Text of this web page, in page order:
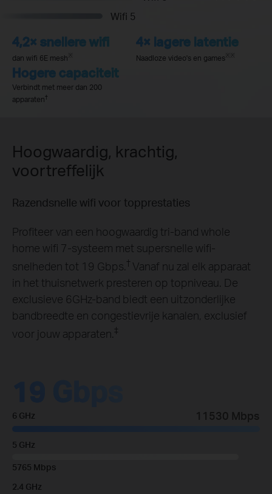
Wifi 5
4,2× snellere wifi
dan wifi 6E mesh ※
4× lagere latentie
Naadloze video's en games ※ ※
Hogere capaciteit
Verbindt met meer dan 200
apparaten†
Hoogwaardig, krachtig,
voortreffelijk
Razendsnelle wifi voor topprestaties
Profiteer van een hoogwaardig tri-band whole
home wifi 7-systeem met supersnelle wifi-
snelheden tot 19 Gbps.† Vanaf nu zal elk apparaat
in het thuisnetwerk presteren op topniveau. De
exclusieve 6GHz-band biedt een uitzonderlijke
bandbreedte en congestievrije kanalen, exclusief
voor jouw apparaten.‡
6 GHz 11530 Mbps
5 GHz
5765 Mbps
2.4 GHz